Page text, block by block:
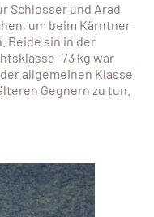
Schlosser und Arad
um beim Kärntner
Beide sin in der
-73 kg war
allgemeinen Klasse
Gegnern zu tun.